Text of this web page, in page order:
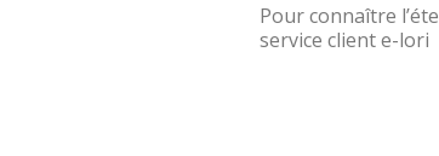
Pour connaître
service client e-lori